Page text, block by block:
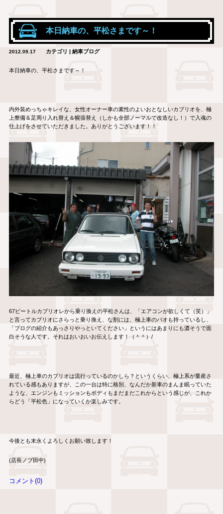
本日納車の、平松さまです～！
2012.09.17 カテゴリ | 納車ブログ
本日納車の、平松さまです～！
内外装めっちゃキレイな、女性オーナー車の素性のよいおとなしいカブリオを、極
上整備＆足周り入れ替え＆幌張替え（しかも全部ノーマルで改造なし！）で入魂の
仕上げをさせていただきました。ありがとうございます！！
67ビートルカブリオレから乗り換えの平松さんは、「エアコンが欲しくて（笑）」
と言ってカブリオにさらっと乗り換え、な割には、極上車のパオも持っているし、
「ブログの紹介もあっさりやっといてください」というにはあまりにも濃そうで面
白そうな人です。それはおいおいお伝えします！（＾＾）/
最近、極上車のカブリオは流行っているのかしら？というくらい、極上系が量産さ
れている感もありますが、この一台は特に格別、なんだか新車のまんま眠っていた
ような、エンジンもミッションもボディもまだまだこれからという感じが、これか
らどう「平松色」になっていくか楽しみです。
今後とも末永くよろしくお願い致します！
(店長ノブ田中)
コメント(0)